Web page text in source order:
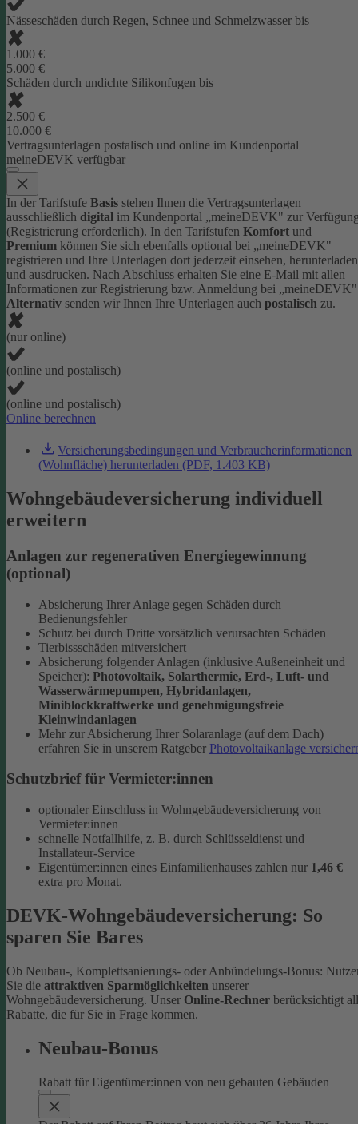
Nässeschäden durch Regen, Schnee und Schmelzwasser bis
1.000 €
5.000 €
Schäden durch undichte Silikonfugen bis
2.500 €
10.000 €
Vertragsunterlagen postalisch und online im Kundenportal
meineDEVK verfügbar
In der Tarifstufe Basis stehen Ihnen die Vertragsunterlagen
ausschließlich digital im Kundenportal „meineDEVK" zur
(Registrierung erforderlich). In den Tarifstufen Komfort und
Premium können Sie sich ebenfalls optional bei „meineDEVK"
registrieren und Ihre Unterlagen dort jederzeit einsehen, herunterladen
und ausdrucken. Nach Abschluss erhalten Sie eine E-Mail mit allen
Informationen zur Registrierung bzw. Anmeldung bei
Alternativ senden wir Ihnen Ihre Unterlagen auch postalisch zu.
(nur online)
(online und postalisch)
(online und postalisch)
Online berechnen
Versicherungsbedingungen und Verbraucherinformationen
(Wohnfläche) herunterladen (PDF, 1.403 KB)
Wohngebäudeversicherung individuell
erweitern
Anlagen zur regenerativen Energiegewinnung
(optional)
Absicherung Ihrer Anlage gegen Schäden durch
Bedienungsfehler
Schutz bei durch Dritte vorsätzlich verursachten Schäden
Tierbissschäden mitversichert
Absicherung folgender Anlagen (inklusive Außeneinheit und
Speicher): Photovoltaik, Solarthermie, Erd-, Luft- und
Wasserwärmepumpen, Hybridanlagen,
Miniblockkraftwerke und genehmigungsfreie
Kleinwindanlagen
Mehr zur Absicherung Ihrer Solaranlage (auf dem Dach)
erfahren Sie in unserem Ratgeber Photovoltaikanlage
Schutzbrief für Vermieter:innen
optionaler Einschluss in Wohngebäudeversicherung von
Vermieter:innen
schnelle Notfallhilfe, z. B. durch Schlüsseldienst und
Installateur-Service
Eigentümer:innen eines Einfamilienhauses zahlen nur 1,46 €
extra pro Monat.
DEVK-Wohngebäudeversicherung: So
sparen Sie Bares
Ob Neubau-, Komplettsanierungs- oder Anbündelungs-Bonus:
Sie die attraktiven Sparmöglichkeiten unserer
Wohngebäudeversicherung. Unser Online-Rechner berücksichtigt
Rabatte, die für Sie in Frage kommen.
Neubau-Bonus
Rabatt für Eigentümer:innen von neu gebauten Gebäuden